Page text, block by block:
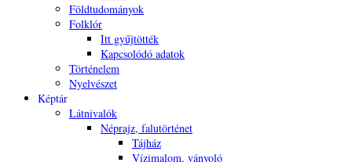
Földtudományok
Folklór
Itt gyűjtötték
Kapcsolódó adatok
Történelem
Nyelvészet
Képtár
Látnivalók
Néprajz, falutörténet
Tájház
Vízimalom, ványoló